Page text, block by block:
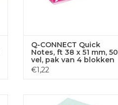
Q-CONNECT Quick
Notes, ft 38 x 51 mm, 50
vel, pak van 4 blokken
in neonkleuren
€1,22
Post-it Notes, Beachside colour